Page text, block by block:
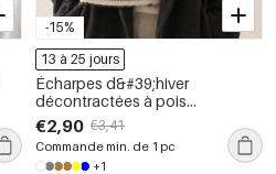
-15%
13 à 25 jours
Écharpes d&#39;hiver
décontractées à pois
multicolores de la collection
Simple Series
€2,90 €3,41
Commande min. de 1 pc
+1